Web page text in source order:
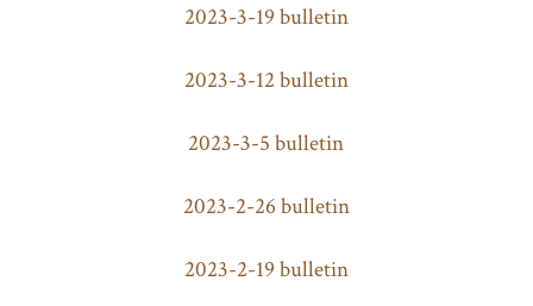
2023-3-19 bulletin
2023-3-12 bulletin
2023-3-5 bulletin
2023-2-26 bulletin
2023-2-19 bulletin